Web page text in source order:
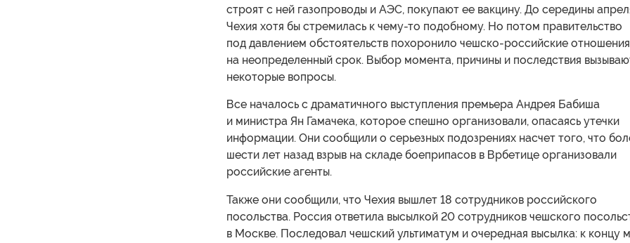
строят с ней газопроводы и АЭС, покупают ее вакцину. До середины
Чехия хотя бы стремилась к чему-то подобному. Но потом правительство
под давлением обстоятельств похоронило чешско-российские отношения
на неопределенный срок. Выбор момента, причины и последствия
некоторые вопросы.
Все началось с драматичного выступления премьера Андрея Бабиша
и министра Ян Гамачека, которое спешно организовали, опасаясь утечки
информации. Они сообщили о серьезных подозрениях насчет того, что
шести лет назад взрыв на складе боеприпасов в Врбетице организовали
российские агенты.
Также они сообщили, что Чехия вышлет 18 сотрудников российского
посольства. Россия ответила высылкой 20 сотрудников чешского
в Москве. Последовал чешский ультиматум и очередная высылка: к концу